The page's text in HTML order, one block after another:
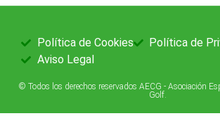
© Todos los derechos reservados AECG - Asociación
Golf.
Política de Cookies
Política de
Aviso Legal